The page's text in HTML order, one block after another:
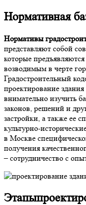
Нормативная
Нормативы
представляют собой
которые
возводимым в черте
Градостроительный
проектирование
внимательно изучить
законов, решений и
застройки, а также ее
культурно-
в Москве
получения
– сотрудничество с
Этапы